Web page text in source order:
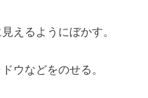
えるようにぼかす。
ウなどをのせる。